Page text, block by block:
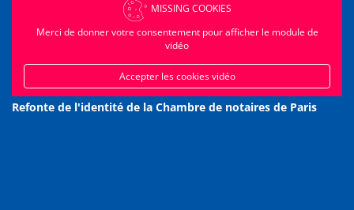
MISSING COOKIES
Merci de donner votre consentement pour afficher le module de
vidéo
Accepter les cookies vidéo
Refonte de l'identité de la Chambre de notaires de Paris